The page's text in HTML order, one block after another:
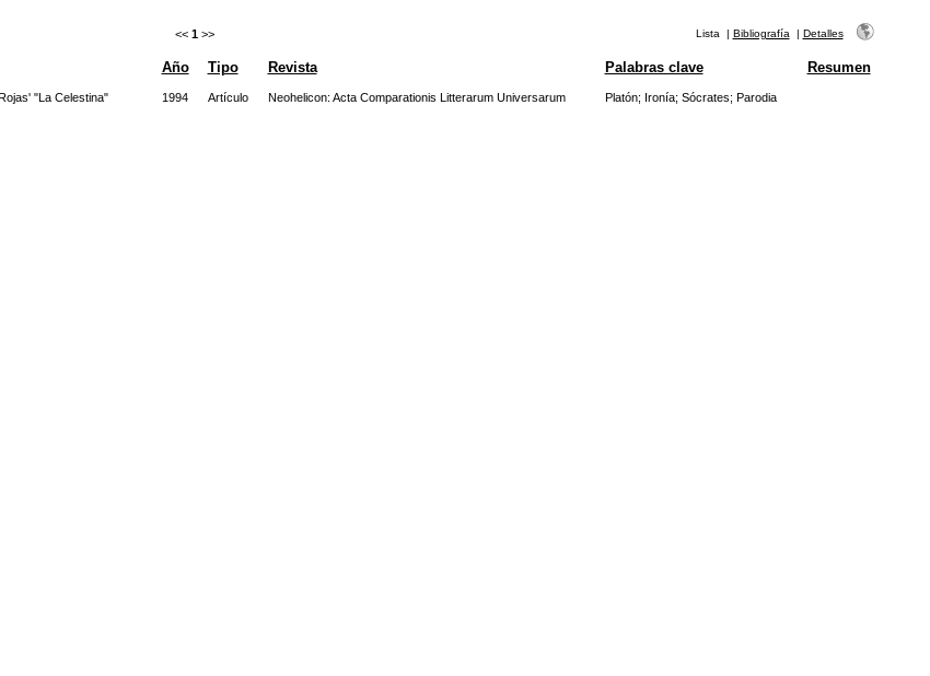
<< 1 >> Lista | Bibliografía | Detalles
Año Tipo Revista Palabras clave Resumen
"La Celestina" 1994 Artículo Neohelicon: Acta Comparationis Litterarum Universarum Platón; Ironía; Sócrates; Parodia